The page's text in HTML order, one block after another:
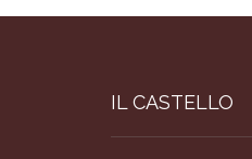
IL CASTELLO